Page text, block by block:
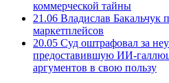
коммерческой тайны
21.06 Владислав Бакальчук
маркетплейсов
20.05 Суд оштрафовал за
предоставившую ИИ-
аргументов в свою пользу